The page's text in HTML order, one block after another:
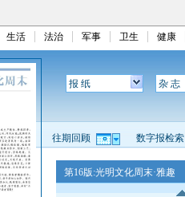
生活 法治 军事 卫生 健康
报 纸 杂 志
往期回顾 数字报检索
第16版:光明文化周末·雅趣